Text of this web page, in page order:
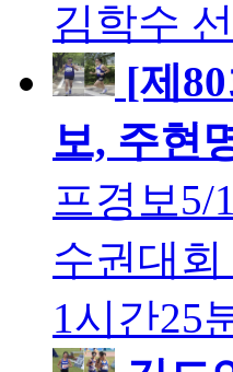
김학수
[제
보, 주현
프경보5/
수권대
1시간25